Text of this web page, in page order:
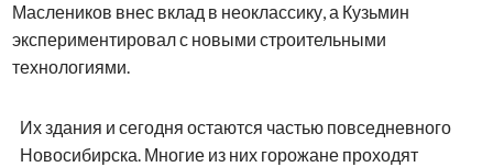
Маслеников внес вклад в неоклассику, а Кузьмин
экспериментировал с новыми строительными
технологиями.
Их здания и сегодня остаются частью повседневного
Новосибирска. Многие из них горожане проходят